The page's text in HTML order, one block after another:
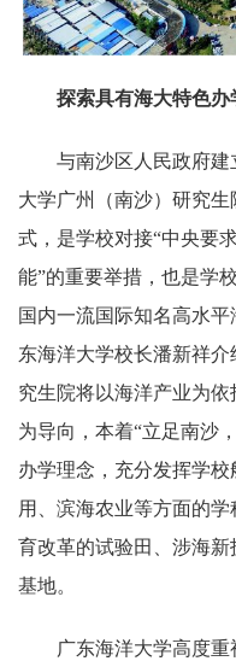
探索具有海大特色办
与南沙区人民政府建
大学广州（南沙）研究
式，是学校对接“中央要
能”的重要举措，也是学
国内一流国际知名高水
东海洋大学校长潘新祥
究生院将以海洋产业为
为导向，本着“立足南沙
办学理念，充分发挥学
用、滨海农业等方面的
育改革的试验田、涉海
基地。
广东海洋大学高度重